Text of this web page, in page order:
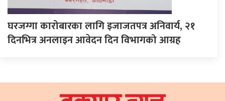
घरजग्गा कारोबारका लागि इजाजतपत्र अनिवार्य, २१
दिनभित्र अनलाइन आवेदन दिन विभागको आग्रह